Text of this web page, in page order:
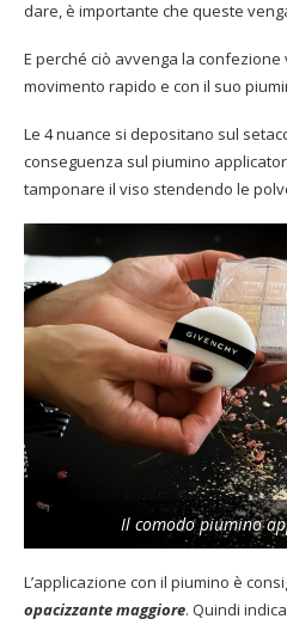
dare, è importante che queste
E perché ciò avvenga la
movimento rapido e con il suo
Le 4 nuance si depositano sul
conseguenza sul piumino
tamponare il viso stendendo le
Il comodo piumino
L’applicazione con il piumino è
opacizzante maggiore. Quindi